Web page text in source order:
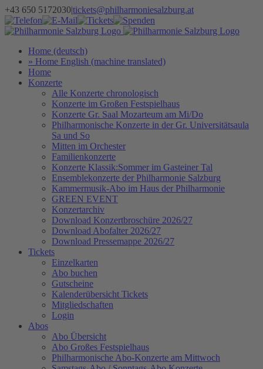
Zum
Inhalt
springen
+43 650 5172030|tickets@philharmoniesalzburg.at
Facebook
YouTube
Instagram
Telefon
E-
Mail
Tickets Spenden
Home (deutsch)
» Home English (machine translated)
Home
Konzerte
Alle Konzerte chronologisch
Konzerte im Großen Festspielhaus
Konzerte Gr. Saal Mozarteum am Mi/Do
Philharmonische Konzerte in der Gr. Universitätsaula
Sa und So
Mitten im Orchester
Familienkonzerte
Konzerte Klassik:Sommer im Gasteiner Tal
Ensemblekonzerte der Philharmonie Salzburg
Kammermusik-Abo im Haus der Philharmonie
GREEN EVENT
Konzertarchiv
Download Konzertbroschüre 2026/27
Download Abofalter 2026/27
Download Pressemappe 2026/27
Tickets
Einzelkarten
Abo buchen
Gutscheine
Kalenderübersicht Tickets
Mitgliedschaften
Login
Abos
Abo Übersicht
Abo Großes Festspielhaus
Philharmonische Abo-Konzerte am Mittwoch